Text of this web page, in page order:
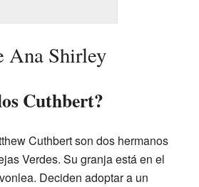
Ana Shirley
Cuthbert?
Cuthbert son dos hermanos
Verdes. Su granja está en el
Deciden adoptar a un